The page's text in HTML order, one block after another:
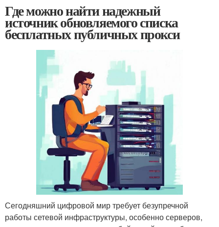
Где можно найти надежный
источник обновляемого списка
бесплатных публичных прокси
Сегодняшний цифровой мир требует безупречной
работы сетевой инфраструктуры, особенно серверов,